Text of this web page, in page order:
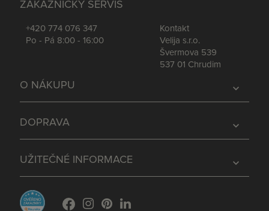
ZÁKAZNICKÝ SERVIS
+420 774 076 347
Po - Pá 8:00 - 16:00
Kontakt
Velija s.r.o.
Švermova 539
537 01 Chrudim
expand_more
O NÁKUPU
expand_more
DOPRAVA
expand_more
UŽITEČNÉ INFORMACE